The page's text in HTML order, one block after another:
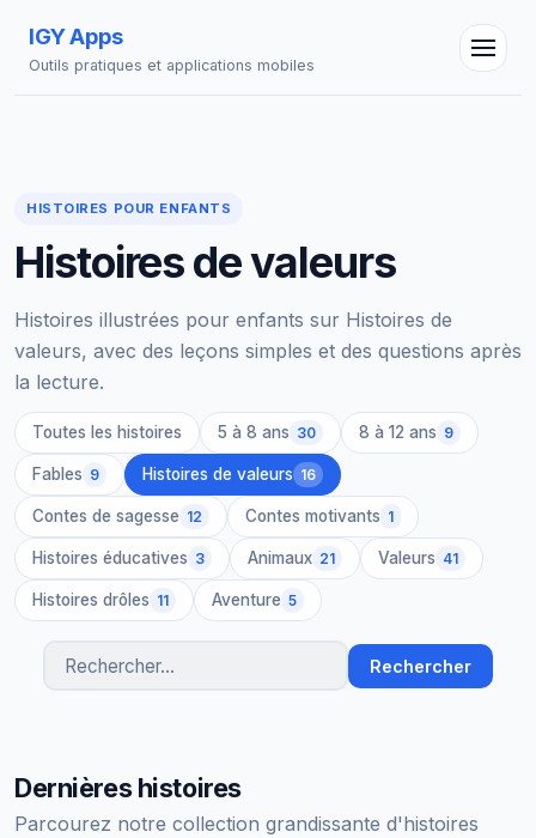
IGY Apps
Outils pratiques et applications mobiles
HISTOIRES POUR ENFANTS
Histoires de valeurs
Histoires illustrées pour enfants sur Histoires de
valeurs, avec des leçons simples et des questions après
la lecture.
Toutes les histoires 5 à 8 ans 30 8 à 12 ans 9
Fables 9 Histoires de valeurs 16
Contes de sagesse 12 Contes motivants 1
Histoires éducatives 3 Animaux 21 Valeurs 41
Histoires drôles 11 Aventure 5
Rechercher des histoires
Rechercher
Dernières histoires
Parcourez notre collection grandissante d'histoires
Assistant IGY
En ligne — Posez vos questions